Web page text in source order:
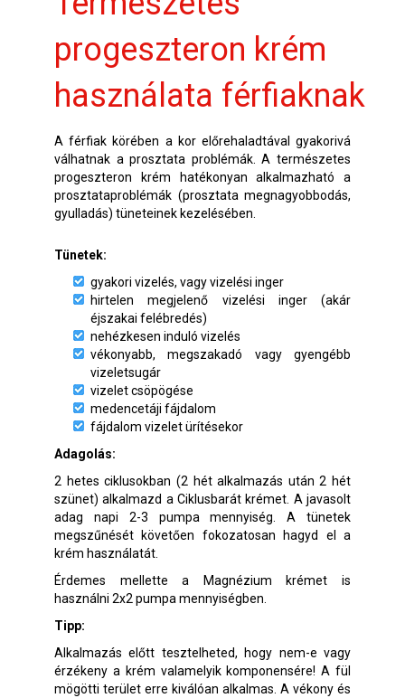
progeszteron krém
használata férfiaknak
A férfiak körében a kor előrehaladtával gyakorivá
válhatnak a prosztata problémák. A természetes
progeszteron krém hatékonyan alkalmazható a
prosztataproblémák (prosztata megnagyobbodás,
gyulladás) tüneteinek kezelésében.
Tünetek:
gyakori vizelés, vagy vizelési inger
hirtelen megjelenő vizelési inger (akár
éjszakai felébredés)
nehézkesen induló vizelés
vékonyabb, megszakadó vagy gyengébb
vizeletsugár
vizelet csöpögése
medencetáji fájdalom
fájdalom vizelet ürítésekor
Adagolás:
2 hetes ciklusokban (2 hét alkalmazás után 2 hét
szünet) alkalmazd a Ciklusbarát krémet. A javasolt
adag napi 2-3 pumpa mennyiség. A tünetek
megszűnését követően fokozatosan hagyd el a
krém használatát.
Érdemes mellette a Magnézium krémet is
használni 2x2 pumpa mennyiségben.
Tipp:
Alkalmazás előtt tesztelheted, hogy nem-e vagy
érzékeny a krém valamelyik komponensére! A fül
mögötti terület erre kiválóan alkalmas. A vékony és